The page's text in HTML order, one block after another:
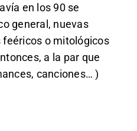
en los 90 se
general, nuevas
feéricos o mitológicos
a la par que
canciones… )